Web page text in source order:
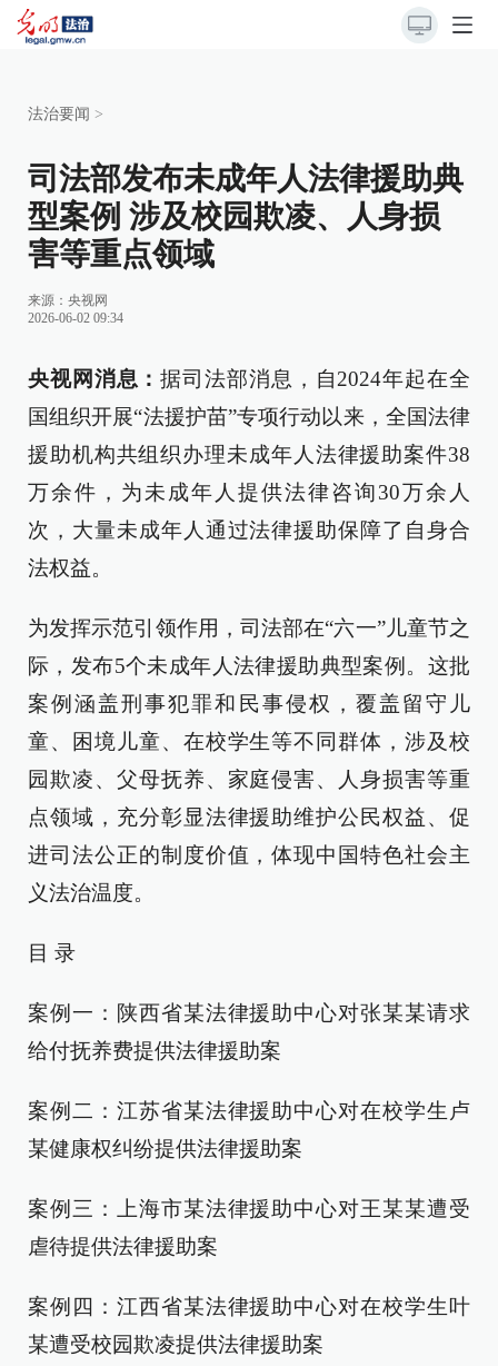
法治要闻 >
司法部发布未成年人法律援助典
型案例 涉及校园欺凌、人身损
害等重点领域
来源： 央视网
2026-06-02 09:34
央视网消息：据司法部消息，自2024年起在全
国组织开展“法援护苗”专项行动以来，全国法律
援助机构共组织办理未成年人法律援助案件38
万余件，为未成年人提供法律咨询30万余人
次，大量未成年人通过法律援助保障了自身合
法权益。
为发挥示范引领作用，司法部在“六一”儿童节之
际，发布5个未成年人法律援助典型案例。这批
案例涵盖刑事犯罪和民事侵权，覆盖留守儿
童、困境儿童、在校学生等不同群体，涉及校
园欺凌、父母抚养、家庭侵害、人身损害等重
点领域，充分彰显法律援助维护公民权益、促
进司法公正的制度价值，体现中国特色社会主
义法治温度。
目 录
案例一：陕西省某法律援助中心对张某某请求
给付抚养费提供法律援助案
案例二：江苏省某法律援助中心对在校学生卢
某健康权纠纷提供法律援助案
案例三：上海市某法律援助中心对王某某遭受
虐待提供法律援助案
案例四：江西省某法律援助中心对在校学生叶
某遭受校园欺凌提供法律援助案